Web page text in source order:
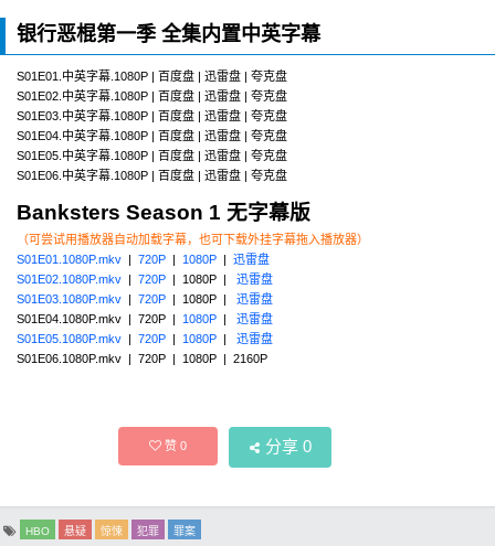
银行恶棍第一季 全集内置中英字幕
S01E01.中英字幕.1080P | 百度盘 | 迅雷盘 | 夸克盘
S01E02.中英字幕.1080P | 百度盘 | 迅雷盘 | 夸克盘
S01E03.中英字幕.1080P | 百度盘 | 迅雷盘 | 夸克盘
S01E04.中英字幕.1080P | 百度盘 | 迅雷盘 | 夸克盘
S01E05.中英字幕.1080P | 百度盘 | 迅雷盘 | 夸克盘
S01E06.中英字幕.1080P | 百度盘 | 迅雷盘 | 夸克盘
Banksters Season 1 无字幕版
（可尝试用播放器自动加载字幕，也可下载外挂字幕拖入播放器）
S01E01.1080P.mkv | 720P | 1080P | 迅雷盘
S01E02.1080P.mkv | 720P | 1080P | 迅雷盘
S01E03.1080P.mkv | 720P | 1080P | 迅雷盘
S01E04.1080P.mkv | 720P | 1080P | 迅雷盘
S01E05.1080P.mkv | 720P | 1080P | 迅雷盘
S01E06.1080P.mkv | 720P | 1080P | 2160P
赞0 分享 0
HBO 悬疑 惊悚 犯罪 罪案